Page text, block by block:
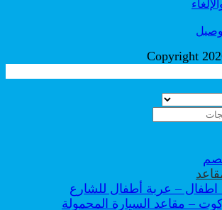
Copyright
اطفال – عربة أطفال للشارع
– مقاعد السيارة المحمولة